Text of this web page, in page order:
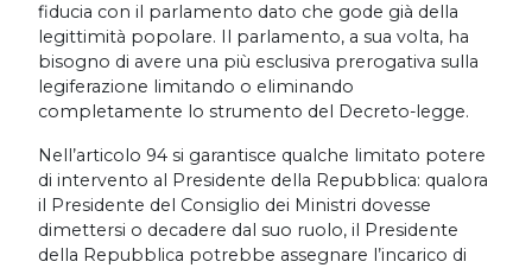
fiducia con il parlamento dato che gode già della
legittimità popolare. Il parlamento, a sua volta, ha
bisogno di avere una più esclusiva prerogativa sulla
legiferazione limitando o eliminando
completamente lo strumento del Decreto-legge.
Nell’articolo 94 si garantisce qualche limitato potere
di intervento al Presidente della Repubblica: qualora
il Presidente del Consiglio dei Ministri dovesse
dimettersi o decadere dal suo ruolo, il Presidente
della Repubblica potrebbe assegnare l’incarico di